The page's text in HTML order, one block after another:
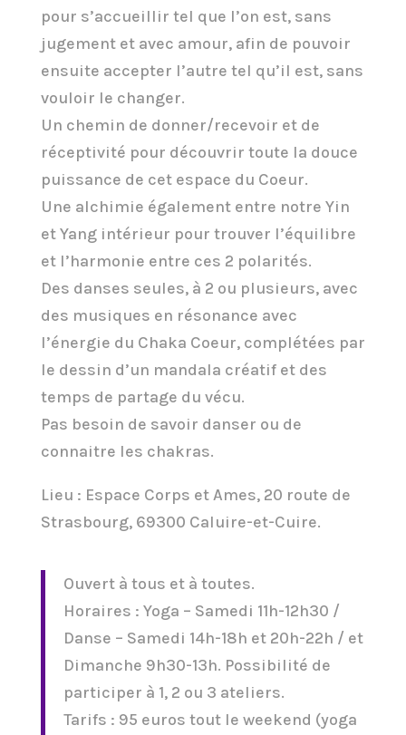
pour s’accueillir tel que l’on est, sans
jugement et avec amour, afin de pouvoir
ensuite accepter l’autre tel qu’il est, sans
vouloir le changer.
Un chemin de donner/recevoir et de
réceptivité pour découvrir toute la douce
puissance de cet espace du Coeur.
Une alchimie également entre notre Yin
et Yang intérieur pour trouver l’équilibre
et l’harmonie entre ces 2 polarités.
Des danses seules, à 2 ou plusieurs, avec
des musiques en résonance avec
l’énergie du Chaka Coeur, complétées par
le dessin d’un mandala créatif et des
temps de partage du vécu.
Pas besoin de savoir danser ou de
connaitre les chakras.
Lieu : Espace Corps et Ames, 20 route de
Strasbourg, 69300 Caluire-et-Cuire.
Ouvert à tous et à toutes.
Horaires : Yoga – Samedi 11h-12h30 /
Danse – Samedi 14h-18h et 20h-22h / et
Dimanche 9h30-13h. Possibilité de
participer à 1, 2 ou 3 ateliers.
Tarifs : 95 euros tout le weekend (yoga